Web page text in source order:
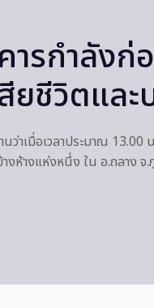
ารกำลัง
ยชีวิตและ
นว่าเมื่อเวลาประมาณ
างห้างแห่งหนึ่ง ใน อ.ถลาง